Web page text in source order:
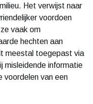
Het verwijst naar
voordoen
vaak om
hechten aan
meestal toegepast via
misleidende informatie
voordelen van een